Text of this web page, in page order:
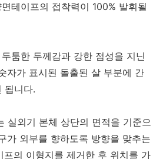
테이프의 접착력이 100% 발휘될
툼한 두께감과 강한 점성을 지닌
자가 표시된 돌출된 살 부분에 간
됩니다.
실외기 본체 상단의 면적을 기준으
가 외부를 향하도록 방향을 맞추는
프의 이형지를 제거한 후 위치를 가